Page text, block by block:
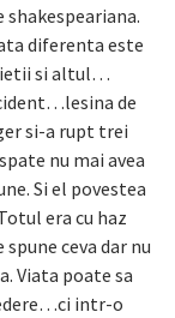
diferenta este
si altul…
de
si-a rupt trei
nu mai avea
Si el povestea
era cu haz
ceva dar nu
Viata poate sa
intr-o